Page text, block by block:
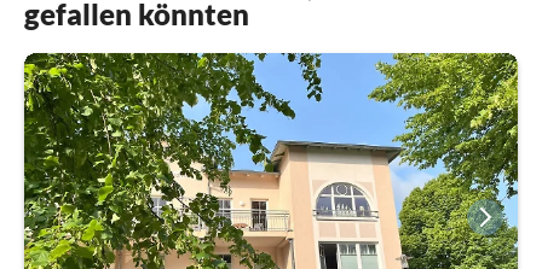
gefallen könnten